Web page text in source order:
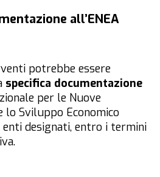
all’ENEA
potrebbe essere
specifica documentazione
per le Nuove
lo Sviluppo Economico
designati, entro i termini